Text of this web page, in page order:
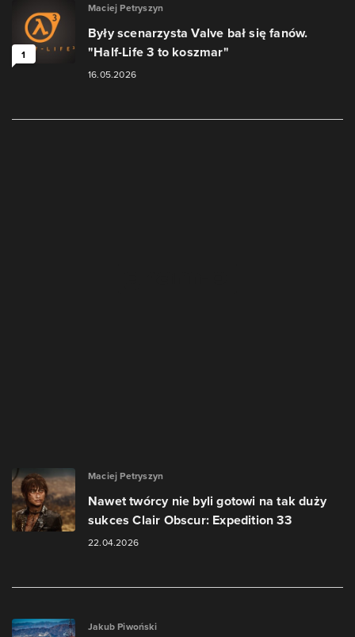
1
Maciej Petryszyn
Były scenarzysta Valve bał się fanów.
"Half-Life 3 to koszmar"
16.05.2026
Maciej Petryszyn
Nawet twórcy nie byli gotowi na tak duży
sukces Clair Obscur: Expedition 33
22.04.2026
Jakub Piwoński